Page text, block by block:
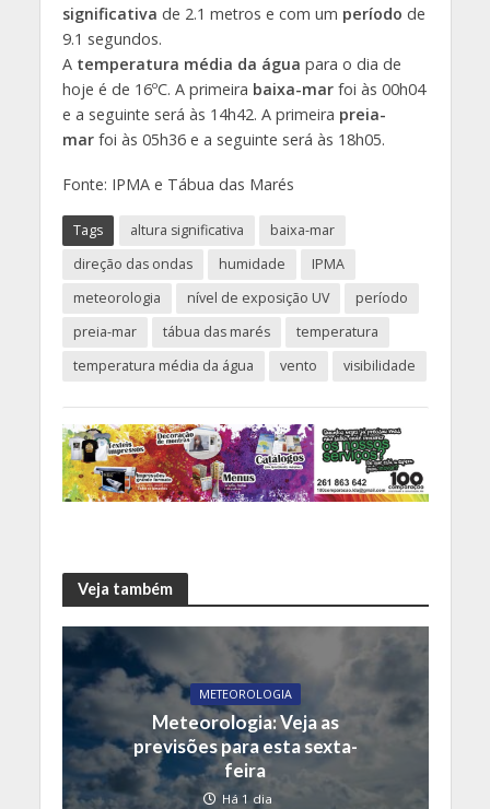
significativa de 2.1 metros e com um período de
9.1 segundos.
A temperatura média da água para o dia de
hoje é de 16ºC. A primeira baixa-marfoi às 00h04
e a seguinte será às 14h42. A primeira preia-
marfoi às 05h36 e a seguinte será às 18h05.
Fonte: IPMA e Tábua das Marés
Tags altura significativa
baixa-mar
direção das ondas
humidade
IPMA
meteorologia
nível de exposição UV
período
preia-mar
tábua das marés
temperatura
temperatura média da água
vento visibilidade
Veja também
METEOROLOGIA
Meteorologia: Veja as
previsões para esta sexta-
feira
Há 1 dia